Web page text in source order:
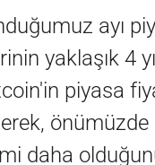
ayı
yaklaşık 4
piyasa
önümüzde
daha